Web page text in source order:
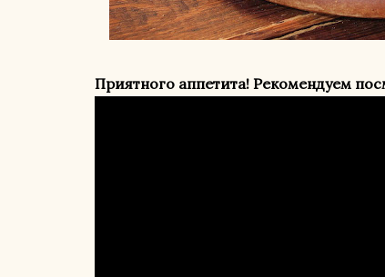
Приятного аппетита! Рекомендуем